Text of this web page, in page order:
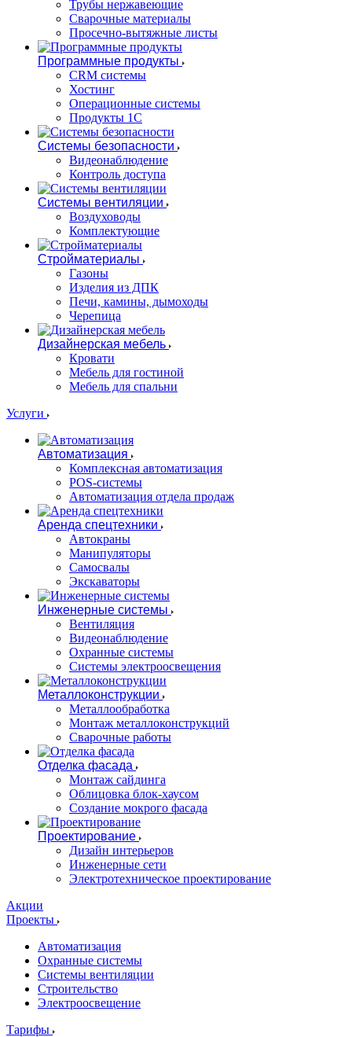
Трубы нержавеющие
Сварочные материалы
Просечно-вытяжные листы
Программные продукты
CRM системы
Хостинг
Операционные системы
Продукты 1С
Системы безопасности
Видеонаблюдение
Контроль доступа
Системы вентиляции
Воздуховоды
Комплектующие
Стройматериалы
Газоны
Изделия из ДПК
Печи, камины, дымоходы
Черепица
Дизайнерская мебель
Кровати
Мебель для гостиной
Мебель для спальни
Услуги
Автоматизация
Комплексная автоматизация
POS-системы
Автоматизация отдела продаж
Аренда спецтехники
Автокраны
Манипуляторы
Самосвалы
Экскаваторы
Инженерные системы
Вентиляция
Видеонаблюдение
Охранные системы
Системы электроосвещения
Металлоконструкции
Металлообработка
Монтаж металлоконструкций
Сварочные работы
Отделка фасада
Монтаж сайдинга
Облицовка блок-хаусом
Создание мокрого фасада
Проектирование
Дизайн интерьеров
Инженерные сети
Электротехническое проектирование
Акции
Проекты
Автоматизация
Охранные системы
Системы вентиляции
Строительство
Электроосвещение
Тарифы